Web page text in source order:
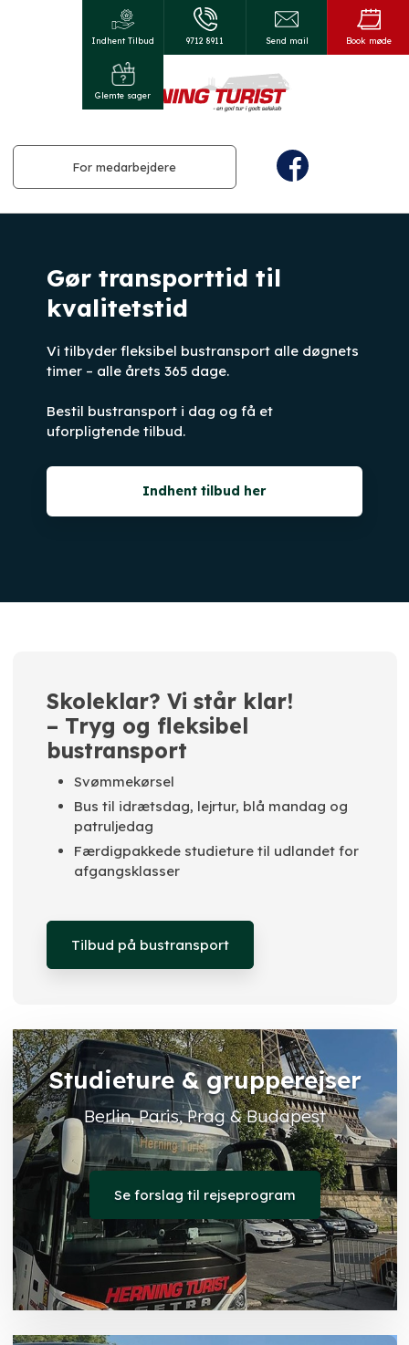
For medarbejdere
Gør transporttid til
kvalitetstid
Vi tilbyder fleksibel bustransport alle døgnets
timer – alle årets 365 dage.
Bestil bustransport i dag og få et
uforpligtende tilbud.
Indhent tilbud her
Indhent Tilbud 9712 8911​ Send mail Book møde
Glemte sager
Skoleklar? Vi står klar!
​​– Tryg og fleksibel
bustransport
Svømmekørsel
​Bus til idrætsdag, lejrtur, blå mandag og
patruljedag
​Færdigpakkede studieture til udlandet for
afgangsklasser
Tilbud på bustransport
Studieture & grupperejser
Berlin, Paris, Prag & Budapest​
Se forslag til rejseprogram​